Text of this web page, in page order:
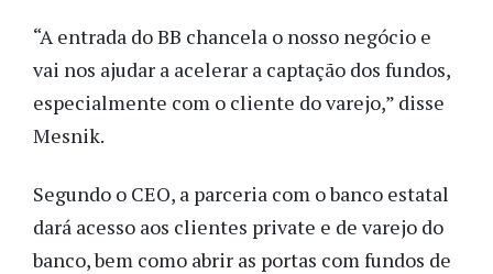
“A entrada do BB chancela o nosso negócio e
vai nos ajudar a acelerar a captação dos fundos,
especialmente com o cliente do varejo,” disse
Mesnik.
Segundo o CEO, a parceria com o banco estatal
dará acesso aos clientes private e de varejo do
banco, bem como abrir as portas com fundos de